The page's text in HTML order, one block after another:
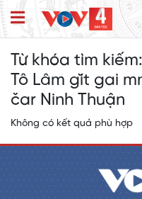
Từ khóa tìm kiếm:
Tô Lâm gĭt gai
čar Ninh Thuận
Không có kết quả phù hợp